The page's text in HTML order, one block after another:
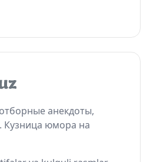
анекдоты,
Кузница юмора на